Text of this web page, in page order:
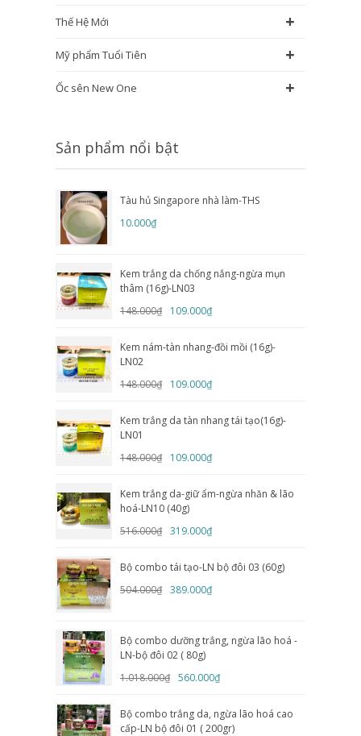
Thế Hệ Mới +
Mỹ phẩm Tuổi Tiên +
Ốc sên New One +
Sản phẩm nổi bật
Tàu hủ Singapore nhà làm-THS
10.000₫
Kem trắng da chống nắng-ngừa mụn
thâm (16g)-LN03
148.000₫
109.000₫
Kem nám-tàn nhang-đồi mồi (16g)-
LN02
148.000₫
109.000₫
Kem trắng da tàn nhang tái tạo(16g)-
LN01
148.000₫
109.000₫
Kem trắng da-giữ ẩm-ngừa nhăn & lão
hoá-LN10 (40g)
516.000₫ 319.000₫
Bộ combo tái tạo-LN bộ đôi 03 (60g)
504.000₫ 389.000₫
Bộ combo dưỡng trắng, ngừa lão hoá -
LN-bộ đôi 02 ( 80g)
1.018.000₫ 560.000₫
Bộ combo trắng da, ngừa lão hoá cao
cấp-LN bộ đôi 01 ( 200gr)